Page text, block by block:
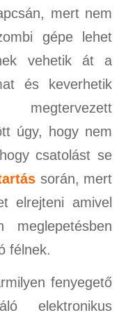
mert nem
gépe lehet
vehetik át a
és keverhetik
úgy, hogy nem
csatolást se
során, mert
elrejteni amivel
meglepetésben
félnek.
fenyegető
elektronikus